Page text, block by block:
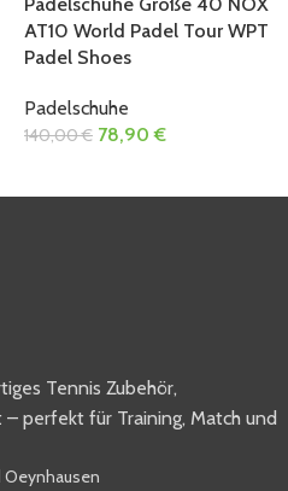
AT10 World Padel Tour WPT
Padel Shoes
Padelschuhe
140,00€ 78,90€
Tennis Zubehör,
perfekt für Training, Match und
Oeynhausen